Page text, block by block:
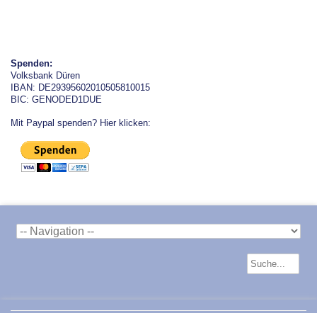
Spenden:
Volksbank Düren
IBAN: DE29395602010505810015
BIC: GENODED1DUE
Mit Paypal spenden? Hier klicken: